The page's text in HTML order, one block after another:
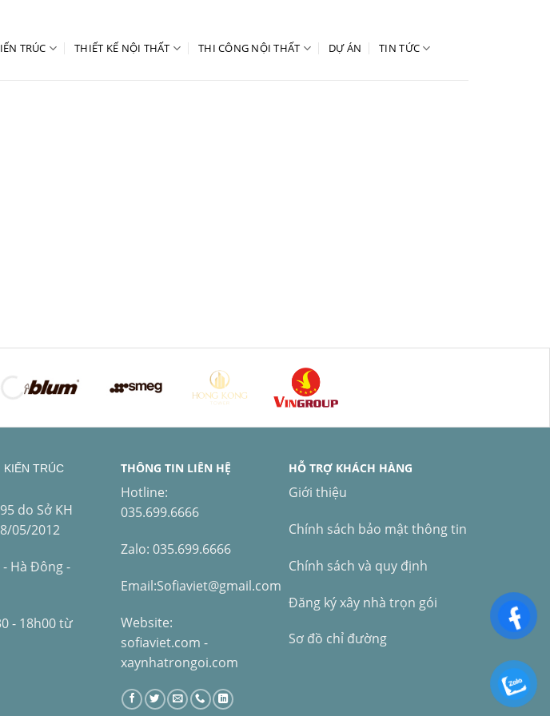
TRÚC THIẾT KẾ NỘI THẤT THI CÔNG NỘI THẤT DỰ ÁN TIN TỨC
KIẾN TRÚC
do Sở KH
05/2012
- Hà Đông -
- 18h00 từ
THÔNG TIN LIÊN HỆ
Hotline:
035.699.6666
Zalo: 035.699.6666
Email:Sofiaviet@gmail.com
Website:
sofiaviet.com -
xaynhatrongoi.com
HỖ TRỢ KHÁCH HÀNG
Giới thiệu
Chính sách bảo mật thông tin
Chính sách và quy định
Đăng ký xây nhà trọn gói
Sơ đồ chỉ đường